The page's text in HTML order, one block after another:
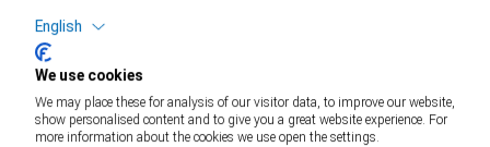
English
We use cookies
We may place these for analysis of our visitor data, to improve our website,
show personalised content and to give you a great website experience. For
more information about the cookies we use open the settings.